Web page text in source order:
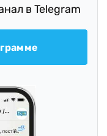
в Telegram